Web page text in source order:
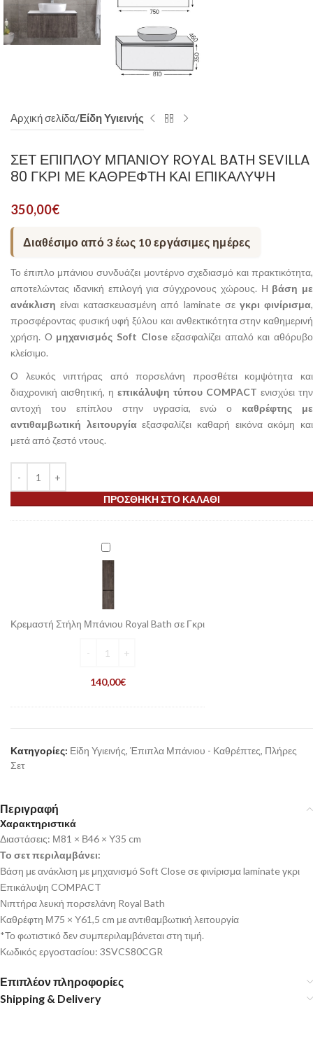
Αρχική σελίδα Είδη Υγιεινής
ΣΕΤ ΕΠΊΠΛΟΥ ΜΠΆΝΙΟΥ ROYAL BATH SEVILLA
80 ΓΚΡΙ ΜΕ ΚΑΘΡΈΦΤΗ ΚΑΙ ΕΠΙΚΆΛΥΨΗ
350,00€
Διαθέσιμο από 3 έως 10 εργάσιμες ημέρες
Το έπιπλο μπάνιου συνδυάζει μοντέρνο σχεδιασμό και πρακτικότητα,
αποτελώντας ιδανική επιλογή για σύγχρονους χώρους. Η βάση με
ανάκλιση είναι κατασκευασμένη από laminate σε γκρι φινίρισμα,
προσφέροντας φυσική υφή ξύλου και ανθεκτικότητα στην καθημερινή
χρήση. Ο μηχανισμός Soft Closeεξασφαλίζει απαλό και αθόρυβο
κλείσιμο.
Ο λευκός νιπτήρας από πορσελάνη προσθέτει κομψότητα και
διαχρονική αισθητική, η επικάλυψη τύπου COMPACT ενισχύει την
αντοχή του επίπλου στην υγρασία, ενώ ο καθρέφτης με
αντιθαμβωτική λειτουργίαεξασφαλίζει καθαρή εικόνα ακόμη και
μετά από ζεστό ντους.
ΠΡΟΣΘΉΚΗ ΣΤΟ ΚΑΛΆΘΙ
Κρεμαστή
Στήλη
Μπάνιου
Royal
Bath
σε
Κρεμαστή Στήλη Μπάνιου Royal Bath σε Γκρι
140,00€
Κατηγορίες: Είδη Υγιεινής, Έπιπλα Μπάνιου - Καθρέπτες, Πλήρες
Σετ
Περιγραφή
Χαρακτηριστικά
Διαστάσεις: Μ81 × Β46 × Υ35 cm
Το σετ περιλαμβάνει:
Βάση με ανάκλιση με μηχανισμό Soft Close σε φινίρισμα laminate γκρι
Επικάλυψη COMPACT
Νιπτήρα λευκή πορσελάνη Royal Bath
Καθρέφτη Μ75 × Υ61,5 cm με αντιθαμβωτική λειτουργία
*Το φωτιστικό δεν συμπεριλαμβάνεται στη τιμή.
Κωδικός εργοστασίου: 3SVCS80CGR
Επιπλέον πληροφορίες
Shipping & Delivery